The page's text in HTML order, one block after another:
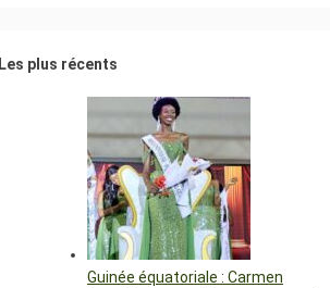
Les plus récents
Guinée équatoriale : Carmen